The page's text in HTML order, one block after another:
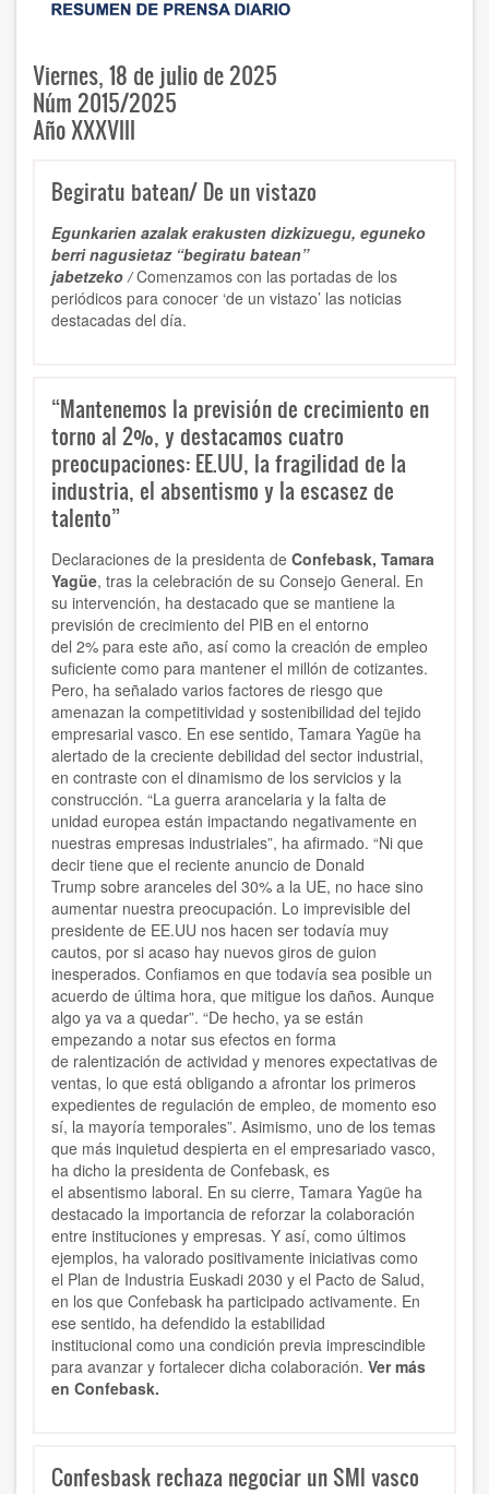
Viernes, 18 de julio de 2025
Núm 2015/2025
Año XXXVIII
Begiratu batean/ De un vistazo
Egunkarien azalak erakusten dizkizuegu, eguneko
berri nagusietaz “begiratu batean”
jabetzeko /Comenzamos con las portadas de los
periódicos para conocer ‘de un vistazo’ las noticias
destacadas del día.
“Mantenemos la previsión de crecimiento en
torno al 2%, y destacamos cuatro
preocupaciones: EE.UU, la fragilidad de la
industria, el absentismo y la escasez de
talento”
Declaraciones de la presidenta de Confebask, Tamara
Yagüe, tras la celebración de su Consejo General. En
su intervención, ha destacado que se mantiene la
previsión de crecimiento del PIB en el entorno
del 2% para este año, así como la creación de empleo
suficiente como para mantener el millón de cotizantes.
Pero, ha señalado varios factores de riesgo que
amenazan la competitividad y sostenibilidad del tejido
empresarial vasco. En ese sentido, Tamara Yagüe ha
alertado de la creciente debilidad del sector industrial,
en contraste con el dinamismo de los servicios y la
construcción. “La guerra arancelaria y la falta de
unidad europea están impactando negativamente en
nuestras empresas industriales”, ha afirmado. “Ni que
decir tiene que el reciente anuncio de Donald
Trump sobre aranceles del 30% a la UE, no hace sino
aumentar nuestra preocupación. Lo imprevisible del
presidente de EE.UU nos hacen ser todavía muy
cautos, por si acaso hay nuevos giros de guion
inesperados. Confiamos en que todavía sea posible un
acuerdo de última hora, que mitigue los daños. Aunque
algo ya va a quedar”. “De hecho, ya se están
empezando a notar sus efectos en forma
de ralentización de actividad y menores expectativas de
ventas, lo que está obligando a afrontar los primeros
expedientes de regulación de empleo, de momento eso
sí, la mayoría temporales”. Asimismo, uno de los temas
que más inquietud despierta en el empresariado vasco,
ha dicho la presidenta de Confebask, es
el absentismo laboral. En su cierre, Tamara Yagüe ha
destacado la importancia de reforzar la colaboración
entre instituciones y empresas. Y así, como últimos
ejemplos, ha valorado positivamente iniciativas como
el Plan de Industria Euskadi 2030 y el Pacto de Salud,
en los que Confebask ha participado activamente. En
ese sentido, ha defendido la estabilidad
institucional como una condición previa imprescindible
para avanzar y fortalecer dicha colaboración. Ver más
en Confebask.
Confesbask rechaza negociar un SMI vasco